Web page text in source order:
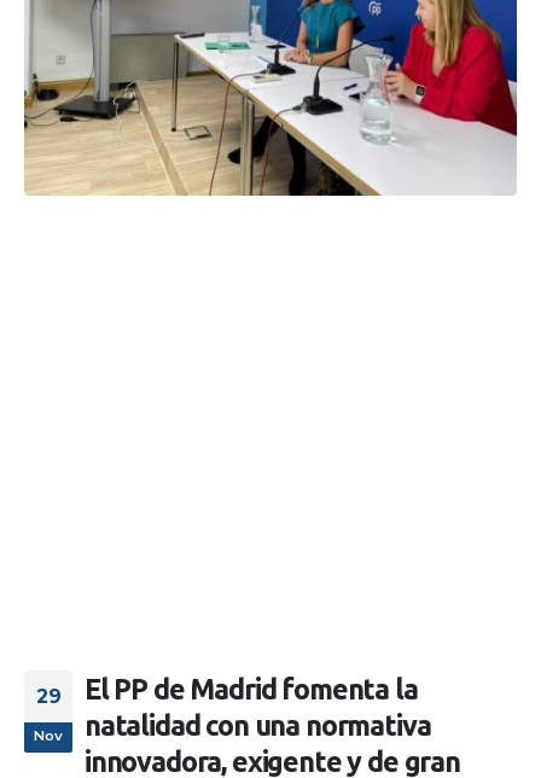
29
Nov
El PP de Madrid fomenta la
natalidad con una normativa
innovadora, exigente y de gran